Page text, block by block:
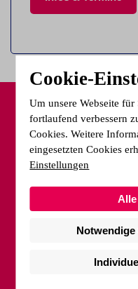
Wie
Sie haben Fragen
Cookie-
Um unsere Webseite
fortlaufend verbessern
Cookies. Weitere
eingesetzten Cookies
Einstellungen